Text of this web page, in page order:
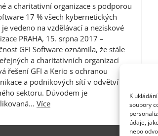
K
soubory
údaje,
nebo
a charitativní organizace s podporou
17 % všech kybernetických
vedeno na vzdělávací a neziskové
PRAHA, 15. srpna 2017 –
GFI Software oznámila, že stále
a charitativních organizací
řešení GFI a Kerio s ochranou
a podnikových sítí v odvětví
sektoru. Důvodem je
Více